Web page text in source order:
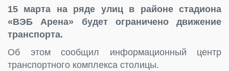
15 марта на ряде улиц в районе стадиона
«ВЭБ Арена» будет ограничено движение
транспорта.
Об этом сообщил информационный центр
транспортного комплекса столицы.